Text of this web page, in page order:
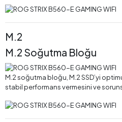
M.2
M.2 Soğutma Bloğu
M.2 soğutma bloğu, M.2 SSD’yi
stabil performans vermesini ve